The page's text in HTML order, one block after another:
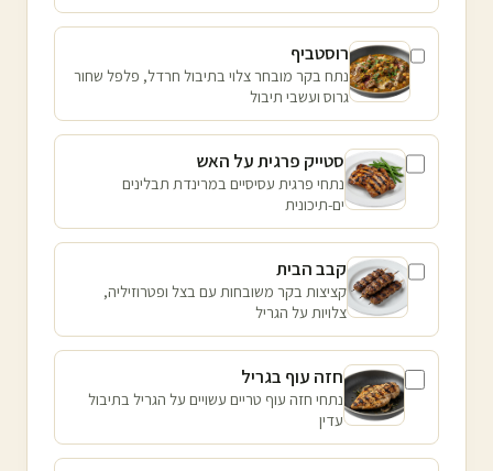
רוסטביף
נתח בקר מובחר צלוי בתיבול חרדל, פלפל שחור
גרוס ועשבי תיבול
סטייק פרגית על האש
נתחי פרגית עסיסיים במרינדת תבלינים
ים-תיכונית
קבב הבית
קציצות בקר משובחות עם בצל ופטרוזיליה,
צלויות על הגריל
חזה עוף בגריל
נתחי חזה עוף טריים עשויים על הגריל בתיבול
עדין